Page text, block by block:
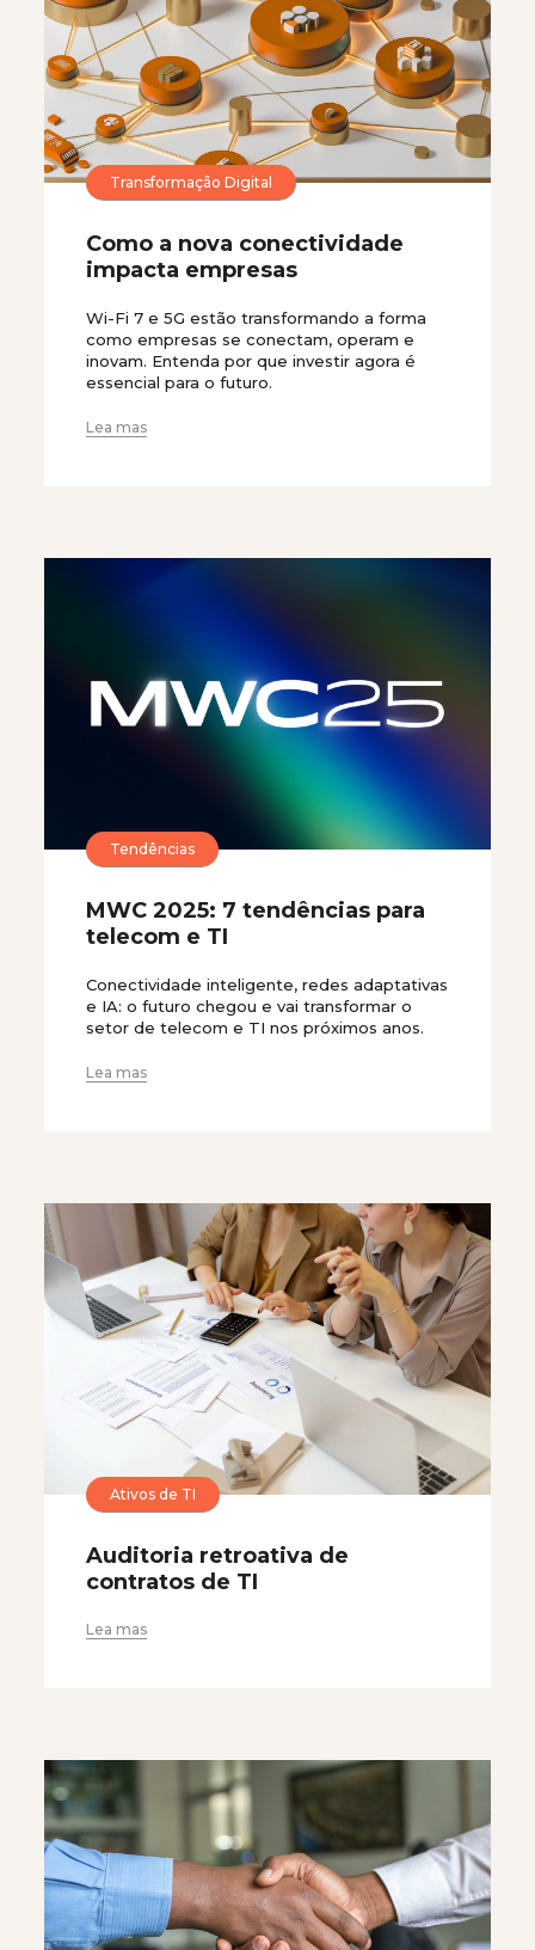
Transformação Digital
Como a nova conectividade
impacta empresas
Wi-Fi 7 e 5G estão transformando a forma
como empresas se conectam, operam e
inovam. Entenda por que investir agora é
essencial para o futuro.
Lea mas
Tendências
MWC 2025: 7 tendências para
telecom e TI
Conectividade inteligente, redes adaptativas
e IA: o futuro chegou e vai transformar o
setor de telecom e TI nos próximos anos.
Lea mas
Ativos de TI
Auditoria retroativa de
contratos de TI
Lea mas